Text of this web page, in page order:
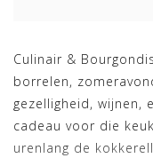
Culinair &
borrelen,
gezelligheid, wijnen,
cadeau voor die
urenlang de